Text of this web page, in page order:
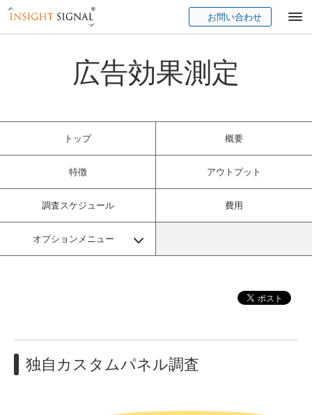
Insight Signal
お問い合わせ
広告効果測定
トップ 概要
特徴 アウトプット
調査スケジュール 費用
オプションメニュー
動画強制視聴調査
独自カスタムパネル調査